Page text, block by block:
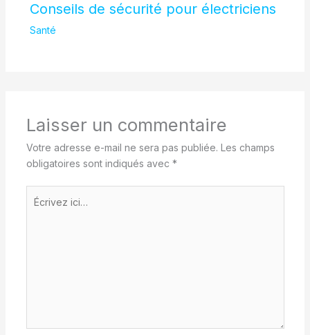
Conseils de sécurité pour électriciens
Santé
Laisser un commentaire
Votre adresse e-mail ne sera pas publiée. Les champs
obligatoires sont indiqués avec *
Écrivez
ici…